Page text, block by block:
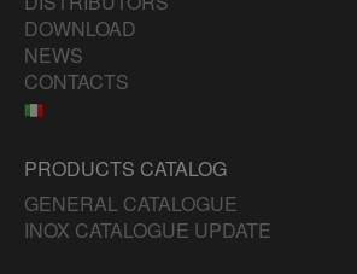
DOWNLOAD
NEWS
CONTACTS
PRODUCTS CATALOG
GENERAL CATALOGUE
INOX CATALOGUE UPDATE